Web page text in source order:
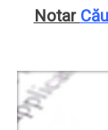
Notar